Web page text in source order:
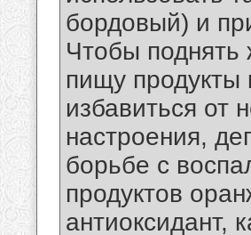
бордовый) и
Чтобы поднять
пищу продукты
избавиться от
настроения,
борьбе с
продуктов
антиоксидант,